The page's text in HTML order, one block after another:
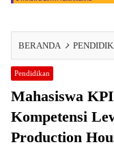
BERANDA
Pendidikan
Mahasiswa
Kompetensi
Production